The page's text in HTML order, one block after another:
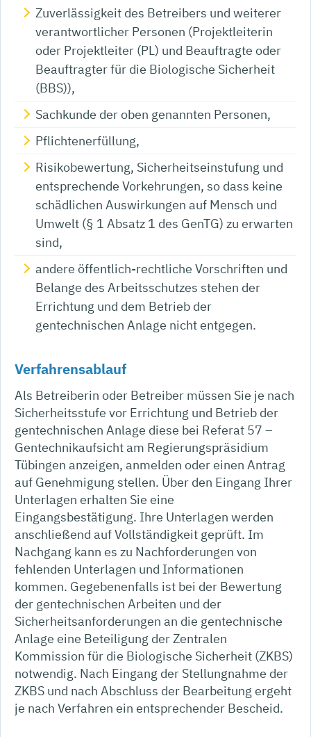
Zuverlässigkeit des Betreibers und weiterer
verantwortlicher Personen (Projektleiterin
oder Projektleiter (PL) und Beauftragte oder
Beauftragter für die Biologische Sicherheit
(BBS)),
Sachkunde der oben genannten Personen,
Pflichtenerfüllung,
Risikobewertung, Sicherheitseinstufung und
entsprechende Vorkehrungen, so dass keine
schädlichen Auswirkungen auf Mensch und
Umwelt (§ 1 Absatz 1 des GenTG) zu erwarten
sind,
andere öffentlich-rechtliche Vorschriften und
Belange des Arbeitsschutzes stehen der
Errichtung und dem Betrieb der
gentechnischen Anlage nicht entgegen.
Verfahrensablauf
Als Betreiberin oder Betreiber müssen Sie je nach
Sicherheitsstufe vor Errichtung und Betrieb der
gentechnischen Anlage diese bei Referat 57 –
Gentechnikaufsicht am Regierungspräsidium
Tübingen anzeigen, anmelden oder einen Antrag
auf Genehmigung stellen. Über den Eingang Ihrer
Unterlagen erhalten Sie eine
Eingangsbestätigung. Ihre Unterlagen werden
anschließend auf Vollständigkeit geprüft. Im
Nachgang kann es zu Nachforderungen von
fehlenden Unterlagen und Informationen
kommen. Gegebenenfalls ist bei der Bewertung
der gentechnischen Arbeiten und der
Sicherheitsanforderungen an die gentechnische
Anlage eine Beteiligung der Zentralen
Kommission für die Biologische Sicherheit (ZKBS)
notwendig. Nach Eingang der Stellungnahme der
ZKBS und nach Abschluss der Bearbeitung ergeht
je nach Verfahren ein entsprechender Bescheid.